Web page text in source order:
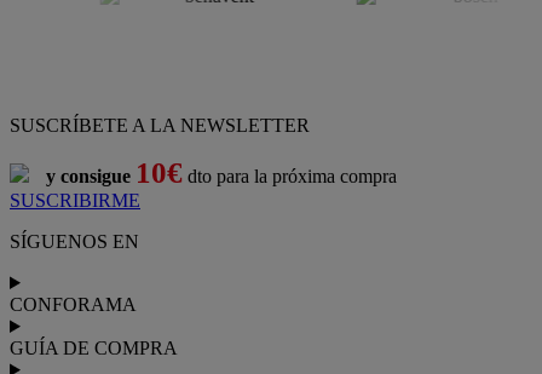
SUSCRÍBETE A LA NEWSLETTER
y consigue 10€ dto para la próxima compra
SUSCRIBIRME
SÍGUENOS EN
CONFORAMA
GUÍA DE COMPRA